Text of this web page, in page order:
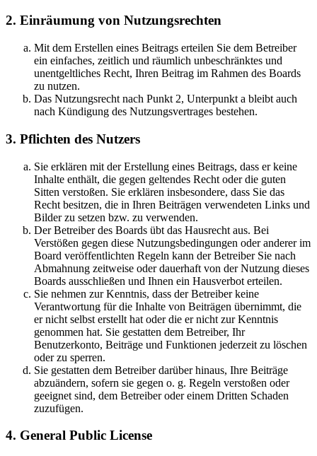
2. Einräumung von Nutzungsrechten
Mit dem Erstellen eines Beitrags erteilen Sie dem Betreiber
ein einfaches, zeitlich und räumlich unbeschränktes und
unentgeltliches Recht, Ihren Beitrag im Rahmen des Boards
zu nutzen.
Das Nutzungsrecht nach Punkt 2, Unterpunkt a bleibt auch
nach Kündigung des Nutzungsvertrages bestehen.
3. Pflichten des Nutzers
Sie erklären mit der Erstellung eines Beitrags, dass er keine
Inhalte enthält, die gegen geltendes Recht oder die guten
Sitten verstoßen. Sie erklären insbesondere, dass Sie das
Recht besitzen, die in Ihren Beiträgen verwendeten Links und
Bilder zu setzen bzw. zu verwenden.
Der Betreiber des Boards übt das Hausrecht aus. Bei
Verstößen gegen diese Nutzungsbedingungen oder anderer im
Board veröffentlichten Regeln kann der Betreiber Sie nach
Abmahnung zeitweise oder dauerhaft von der Nutzung dieses
Boards ausschließen und Ihnen ein Hausverbot erteilen.
Sie nehmen zur Kenntnis, dass der Betreiber keine
Verantwortung für die Inhalte von Beiträgen übernimmt, die
er nicht selbst erstellt hat oder die er nicht zur Kenntnis
genommen hat. Sie gestatten dem Betreiber, Ihr
Benutzerkonto, Beiträge und Funktionen jederzeit zu löschen
oder zu sperren.
Sie gestatten dem Betreiber darüber hinaus, Ihre Beiträge
abzuändern, sofern sie gegen o. g. Regeln verstoßen oder
geeignet sind, dem Betreiber oder einem Dritten Schaden
zuzufügen.
4. General Public License